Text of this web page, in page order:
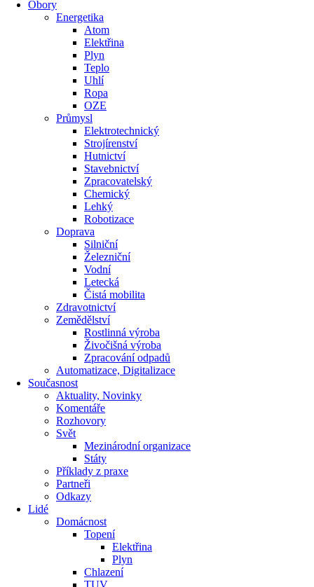
Obory
Energetika
Atom
Elektřina
Plyn
Teplo
Uhlí
Ropa
OZE
Průmysl
Elektrotechnický
Strojírenství
Hutnictví
Stavebnictví
Zpracovatelský
Chemický
Lehký
Robotizace
Doprava
Silniční
Železniční
Vodní
Letecká
Čistá mobilita
Zdravotnictví
Zemědělství
Rostlinná výroba
Živočišná výroba
Zpracování odpadů
Automatizace, Digitalizace
Současnost
Aktuality, Novinky
Komentáře
Rozhovory
Svět
Mezinárodní organizace
Státy
Příklady z praxe
Partneři
Odkazy
Lidé
Domácnost
Topení
Elektřina
Plyn
Chlazení
TUV